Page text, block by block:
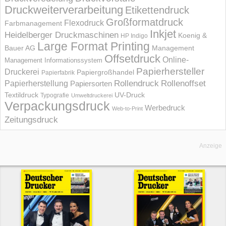
Druckweiterverarbeitung Etikettendruck
Farbmanagement Flexodruck Großformatdruck
Heidelberger Druckmaschinen HP Indigo Inkjet Koenig &
Bauer AG Large Format Printing Management
Management Informations­system Offsetdruck Online-
Druckerei Papierfabrik Papiergroßhandel Papierhersteller
Papierherstellung Papiersorten Rollendruck Rollenoffset
Textildruck Typografie Umweltdruckerei UV-Druck
Verpackungsdruck Web-to-Print Werbedruck
Zeitungsdruck
Anzeige